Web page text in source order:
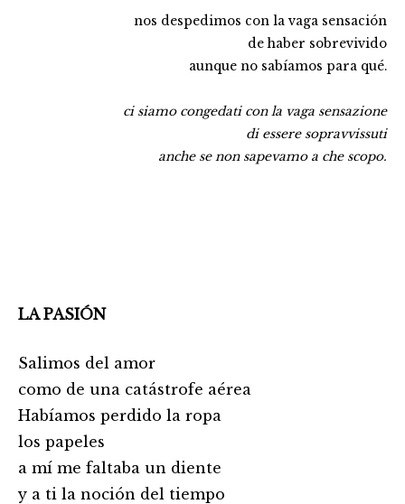
nos despedimos con la vaga sensación
de haber sobrevivido
aunque no sabíamos para qué.
ci siamo congedati con la vaga sensazione
di essere sopravvissuti
anche se non sapevamo a che scopo.
LA PASIÓN
Salimos del amor
como de una catástrofe aérea
Habíamos perdido la ropa
los papeles
a mí me faltaba un diente
y a ti la noción del tiempo